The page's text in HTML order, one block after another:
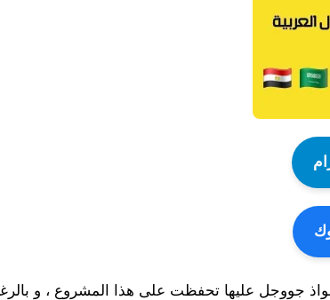
جووجل عليها تحفظت على هذا المشروع ، و